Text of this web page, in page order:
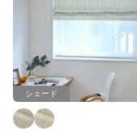
シェード